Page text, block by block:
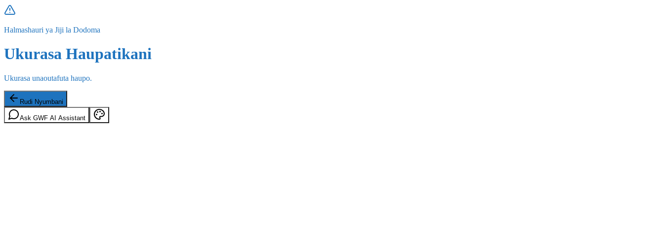
Halmashauri ya Jiji la Dodoma
Ukurasa Haupatikani
Ukurasa unaoutafuta haupo.
Rudi Nyumbani
Ask GWF AI Assistant